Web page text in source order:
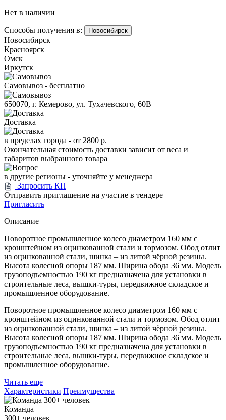
Нет в наличии
Способы получения в: Новосибирск
Новосибирск
Красноярск
Омск
Иркутск
Самовывоз - бесплатно
650070, г. Кемерово, ул. Тухачевского, 60В
Доставка
в пределах города - от 2800 р.
Окончательная стоимость доставки зависит от веса и
габаритов выбранного товара
в другие регионы - уточняйте у менеджера
Запросить КП
Отправить приглашение на участие в тендере
Пригласить
Описание
Поворотное промышленное колесо диаметром 160 мм с
кронштейном из оцинкованной стали и тормозом. Обод отлит
из оцинкованной стали, шинка – из литой чёрной резины.
Высота колесной опоры 187 мм. Ширина обода 36 мм. Модель
грузоподъемностью 190 кг предназначена для установки в
строительные леса, вышки-туры, передвижное складское и
промышленное оборудование.
Поворотное промышленное колесо диаметром 160 мм с
кронштейном из оцинкованной стали и тормозом. Обод отлит
из оцинкованной стали, шинка – из литой чёрной резины.
Высота колесной опоры 187 мм. Ширина обода 36 мм. Модель
грузоподъемностью 190 кг предназначена для установки в
строительные леса, вышки-туры, передвижное складское и
промышленное оборудование.
Читать еще
Характеристики Преимущества
Команда
300+ человек